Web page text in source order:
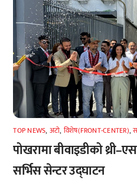
TOP NEWS, अटाे, विशेष(FRONT-CENTER),
पोखरामा बीवाइडीको
सर्भिस सेन्टर उद्घाटन